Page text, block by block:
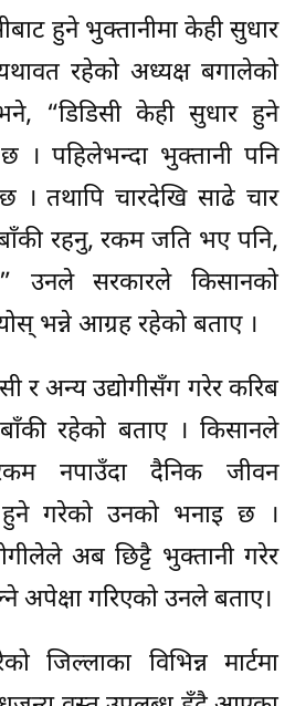
हुने भुक्तानीमा केही सुधार
रहेको अध्यक्ष बगालेको
“डिडिसी केही सुधार हुने
। पहिलेभन्दा भुक्तानी पनि
तथापि चारदेखि साढे चार
रहनु, रकम जति भए पनि,
उनले सरकारले किसानको
भन्ने आग्रह रहेको बताए ।
र अन्य उद्योगीसँग गरेर करिब
रहेको बताए । किसानले
नपाउँदा दैनिक जीवन
गरेको उनको भनाइ छ ।
अब छिट्टै भुक्तानी गरेर
अपेक्षा गरिएको उनले बताए।
जिल्लाका विभिन्न मार्टमा